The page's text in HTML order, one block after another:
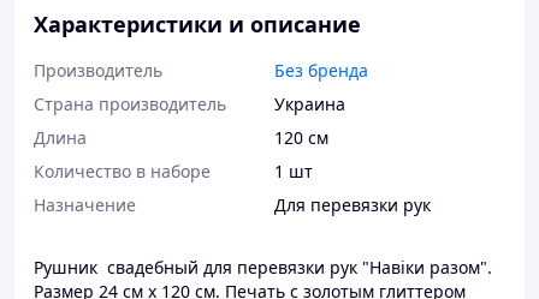
Характеристики и описание
Производитель
Без бренда
Страна производитель
Украина
Длина
120 см
Количество в наборе
1 шт
Назначение
Для перевязки рук
Рушник свадебный для перевязки рук "Навіки разом".
Размер 24 см х 120 см. Печать с золотым глиттером